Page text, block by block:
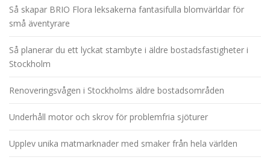
Så skapar BRIO Flora leksakerna fantasifulla blomvärldar för
små äventyrare
Så planerar du ett lyckat stambyte i äldre bostadsfastigheter i
Stockholm
Renoveringsvågen i Stockholms äldre bostadsområden
Underhåll motor och skrov för problemfria sjöturer
Upplev unika matmarknader med smaker från hela världen